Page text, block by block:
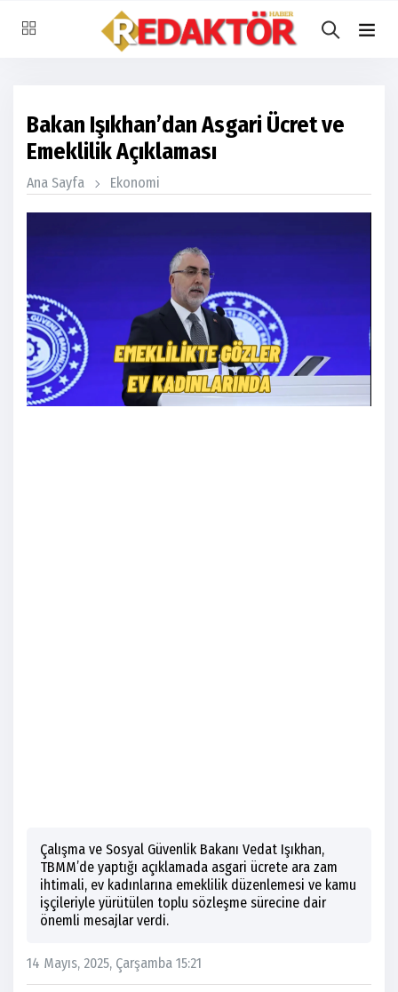
Bakan Işıkhan’dan Asgari Ücret ve
Emeklilik Açıklaması
Ana Sayfa Ekonomi
Çalışma ve Sosyal Güvenlik Bakanı Vedat Işıkhan,
TBMM’de yaptığı açıklamada asgari ücrete ara zam
ihtimali, ev kadınlarına emeklilik düzenlemesi ve kamu
işçileriyle yürütülen toplu sözleşme sürecine dair
önemli mesajlar verdi.
14 Mayıs, 2025, Çarşamba 15:21